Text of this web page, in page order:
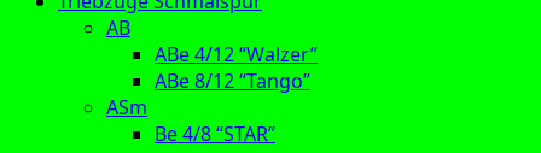
AB
ABe 4/12 “Walzer”
ABe 8/12 “Tango”
ASm
Be 4/8 “STAR”